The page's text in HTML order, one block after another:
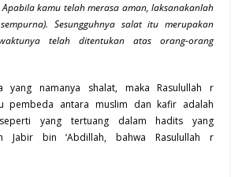
kamu telah merasa aman, laksanakanlah
Sesungguhnya salat itu merupakan
telah ditentukan atas orang-orang
yang namanya shalat, maka Rasulullah r
pembeda antara muslim dan kafir adalah
yang tertuang dalam hadits yang
Jabir bin ‘Abdillah, bahwa Rasulullah r